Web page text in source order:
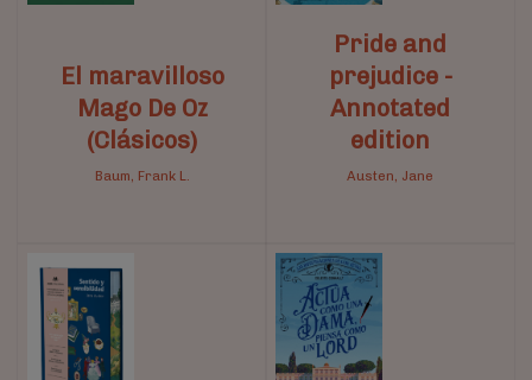
El maravilloso
Mago De Oz
(Clásicos)
Baum, Frank L.
Pride and
prejudice -
Annotated
edition
Austen, Jane